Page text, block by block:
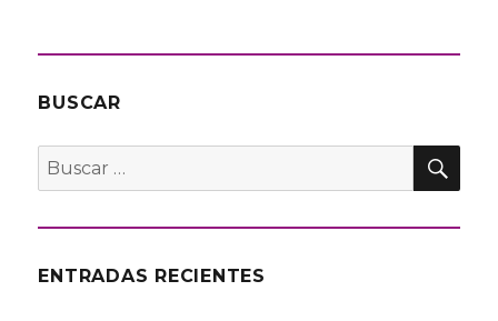
BUSCAR
Buscar
por:
ENTRADAS RECIENTES